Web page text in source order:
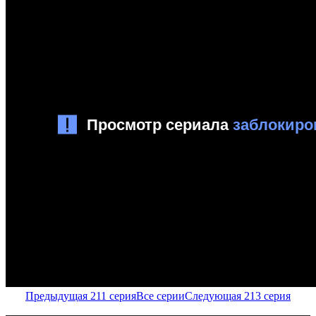
Предыдущая 211 серияВсе серииСледующая 213 серия